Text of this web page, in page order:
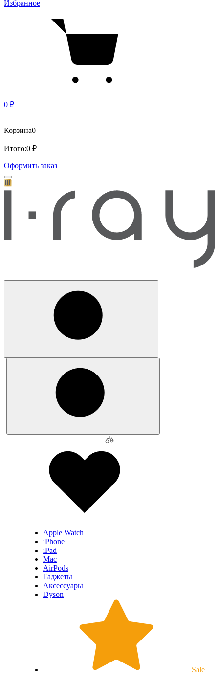
Избранное
0 ₽
Корзина0
Итого:0 ₽
Оформить заказ
Apple Watch
iPhone
iPad
Mac
AirPods
Гаджеты
Аксессуары
Dyson
Sale